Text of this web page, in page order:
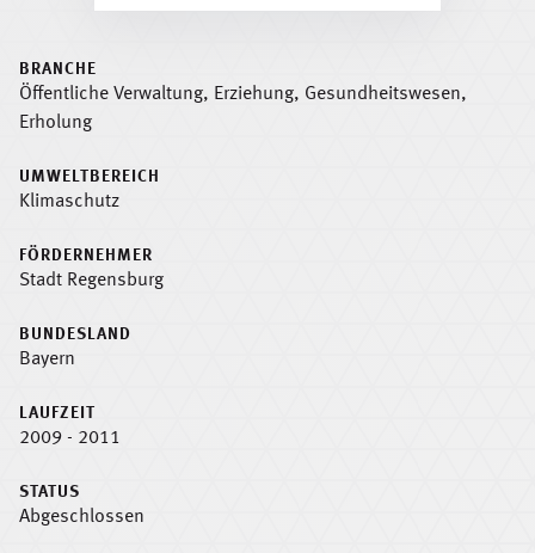
BRANCHE
Öffentliche Verwaltung, Erziehung, Gesundheitswesen,
Erholung
UMWELTBEREICH
Klimaschutz
FÖRDERNEHMER
Stadt Regensburg
BUNDESLAND
Bayern
LAUFZEIT
2009 - 2011
STATUS
Abgeschlossen